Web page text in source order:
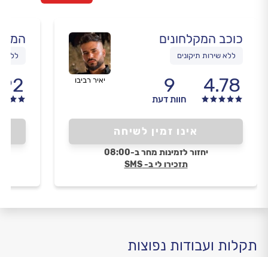
כוכב המקלחונים
ללא שירות תיקונים
4.78
9
חוות דעת
יאיר רביבו
אינו זמין לשיחה
יחזור לזמינות מחר ב-08:00
תזכירו לי ב- SMS
ללא
תקלות ועבודות נפוצות